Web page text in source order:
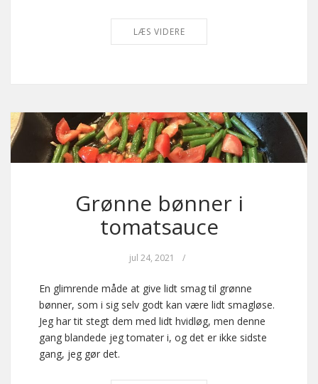
LÆS VIDERE
Grønne bønner i
tomatsauce
jul 24, 2021 /
En glimrende måde at give lidt smag til grønne
bønner, som i sig selv godt kan være lidt smagløse.
Jeg har tit stegt dem med lidt hvidløg, men denne
gang blandede jeg tomater i, og det er ikke sidste
gang, jeg gør det.